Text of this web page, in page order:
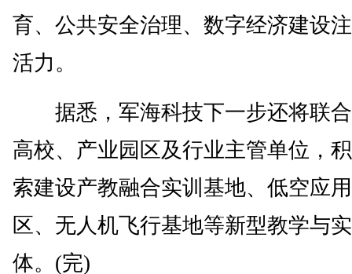
育、公共安全治理、数字经济建设
活力。
据悉，军海科技下一步还将联
高校、产业园区及行业主管单位，
索建设产教融合实训基地、低空应
区、无人机飞行基地等新型教学与
体。(完)